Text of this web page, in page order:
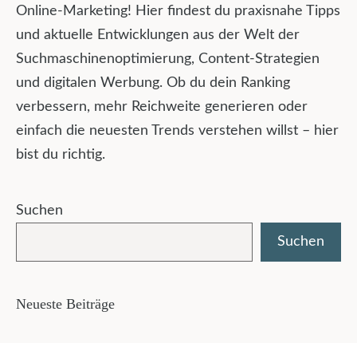
Online-Marketing! Hier findest du praxisnahe Tipps
und aktuelle Entwicklungen aus der Welt der
Suchmaschinenoptimierung, Content-Strategien
und digitalen Werbung. Ob du dein Ranking
verbessern, mehr Reichweite generieren oder
einfach die neuesten Trends verstehen willst – hier
bist du richtig.
Suchen
Suchen
Neueste Beiträge